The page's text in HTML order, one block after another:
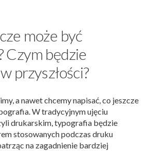
może być
Czym będzie
przyszłości?
a nawet chcemy napisać, co jeszcze
W tradycyjnym ujęciu
drukarskim, typografia będzie
stosowanych podczas druku
na zagadnienie bardziej